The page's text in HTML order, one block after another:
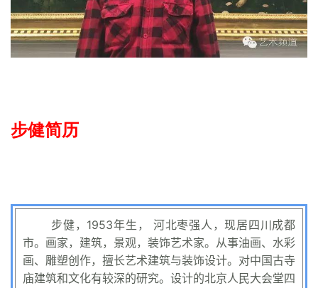
步健简历
步健， 1953年生， 河北枣强人，现居四川成都
市。 画家，建筑，景观，装饰艺术家。 从事油画、水彩
画、雕塑创作， 擅长艺术建筑与装饰设计。对中国古寺
庙建筑和文化有较深的研究。设计的北京人民大会堂四